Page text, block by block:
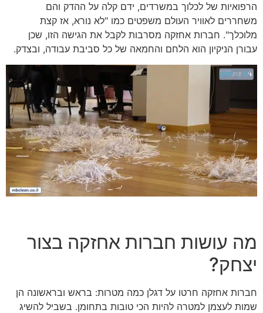
הרפואיות של לכלוך במשרדים, ידם קלה על ההדק והם
משחררים לאוויר העולם משפטים כמו "לא נורא, אז קצת
מלוכלך". חברות אחזקה מסרבות לקבל את הגישה הזו, שכן
עבורן הניקיון הוא הלחם והחמאה של כל סביבת עבודה, ובצדק.
מה עושות חברות אחזקה בצור
יצחק?
חברות אחזקה חרטו על דגלן כמה מטרות: בראש ובראשונה הן
שמות לעצמן למטרה להיות הכי טובות בתחומן. בשביל להשיג